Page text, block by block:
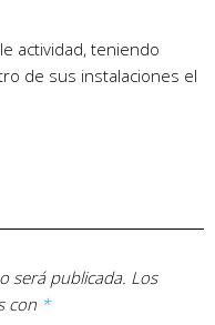
actividad, teniendo
de sus instalaciones el
será publicada. Los
con *